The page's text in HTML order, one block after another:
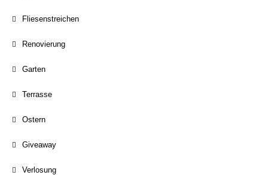
Fliesenstreichen
Renovierung
Garten
Terrasse
Ostern
Giveaway
Verlosung